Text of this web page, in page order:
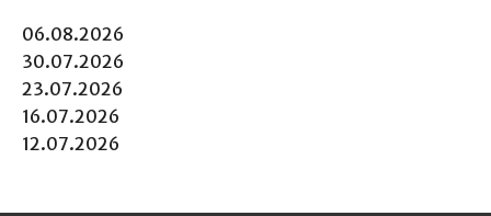
06.08.2026
30.07.2026
23.07.2026
16.07.2026
12.07.2026